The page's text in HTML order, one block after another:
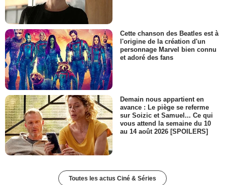
Cette chanson des Beatles est à
l'origine de la création d'un
personnage Marvel bien connu
et adoré des fans
Demain nous appartient en
avance : Le piège se referme
sur Soizic et Samuel... Ce qui
vous attend la semaine du 10
au 14 août 2026 [SPOILERS]
Toutes les actus Ciné & Séries